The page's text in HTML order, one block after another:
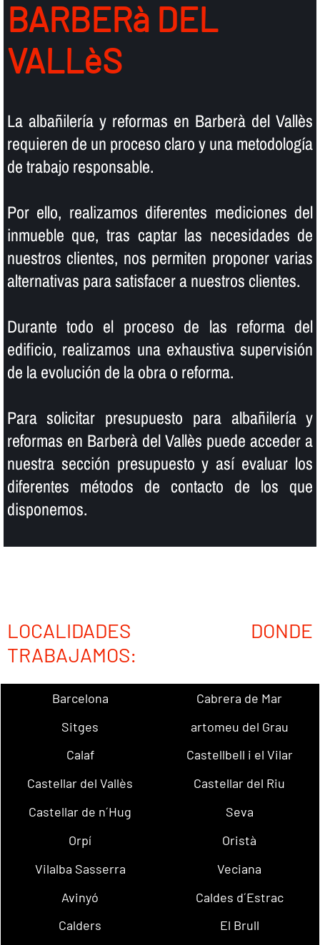
BARBERà DEL
VALLèS
La albañilerí­a y reformas en Barberà del Vallès
requieren de un proceso claro y una metodologí­a
de trabajo responsable.
Por ello, realizamos diferentes mediciones del
inmueble que, tras captar las necesidades de
nuestros clientes, nos permiten proponer varias
alternativas para satisfacer a nuestros clientes.
Durante todo el proceso de las reforma del
edificio, realizamos una exhaustiva supervisión
de la evolución de la obra o reforma.
Para solicitar presupuesto para albañilerí­a y
reformas en Barberà del Vallès puede acceder a
nuestra sección presupuesto y así­ evaluar los
diferentes métodos de contacto de los que
disponemos.
LOCALIDADES DONDE
TRABAJAMOS:
Barcelona
Cabrera de Mar
Sitges
artomeu del Grau
Calaf
Castellbell i el Vilar
Castellar del Vallès
Castellar del Riu
Castellar de n´Hug
Seva
Orpí
Oristà
Vilalba Sasserra
Veciana
Avinyó
Caldes d´Estrac
Calders
El Brull